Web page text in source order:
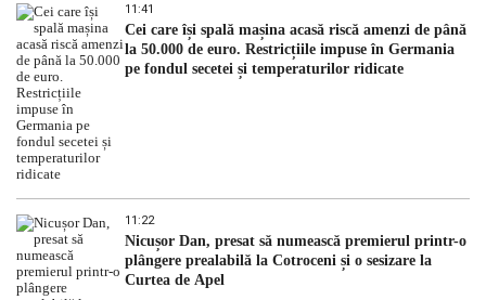
11:41
Cei care își spală mașina acasă riscă amenzi de până
la 50.000 de euro. Restricțiile impuse în Germania
pe fondul secetei și temperaturilor ridicate
11:22
Nicușor Dan, presat să numească premierul printr-o
plângere prealabilă la Cotroceni și o sesizare la
Curtea de Apel